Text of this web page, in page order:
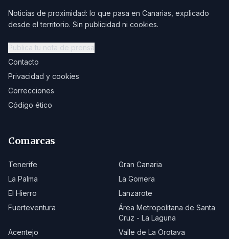
Noticias de proximidad: lo que pasa en Canarias, explicado
desde el territorio. Sin publicidad ni cookies.
Publica tu nota de prensa
Contacto
Privacidad y cookies
Correcciones
Código ético
Comarcas
Tenerife
Gran Canaria
La Palma
La Gomera
El Hierro
Lanzarote
Fuerteventura
Área Metropolitana de Santa
Cruz - La Laguna
Acentejo
Valle de La Orotava